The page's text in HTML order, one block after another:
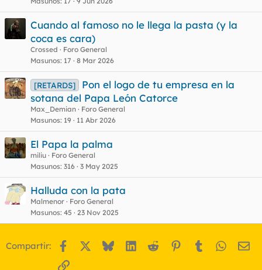
Cuando al famoso no le llega la pasta (y la
coca es cara)
Crossed
Foro General
Masunos 17 8 Mar 2026
[RETARDS]
Pon el logo de tu empresa en la
sotana del Papa León Catorce
Max_Demian
Foro General
Masunos 19 11 Abr 2026
El Papa la palma
miliu
Foro General
Masunos 316 3 May 2025
Halluda con la pata
Malmenor
Foro General
Masunos 45 23 Nov 2025
Compartir: Facebook BlueskyLinkedIn
Reddit Pinterest
Tumblr
Enlace